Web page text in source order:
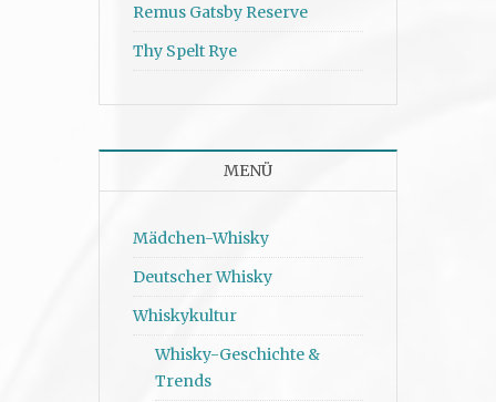
Remus Gatsby Reserve
Thy Spelt Rye
MENÜ
Mädchen-Whisky
Deutscher Whisky
Whiskykultur
Whisky-Geschichte &
Trends